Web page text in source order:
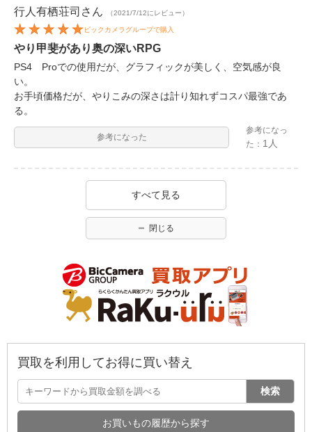
行人有栖荘司 さん （2021/7/12にレビュー）
ビックカメラグループで購入
やり甲斐があり奥の深いRPG
PS4 Proでの使用だが、グラフィックが美しく、空気感が良
い。
お手頃価格だが、やりこみの深さは計り知れずコスパ最強であ
る。
参考になった
参考になっ
た： 1人
すべて見る
閉じる
買取を利用してお得に買い替え
検索
お買いもの履歴から探す